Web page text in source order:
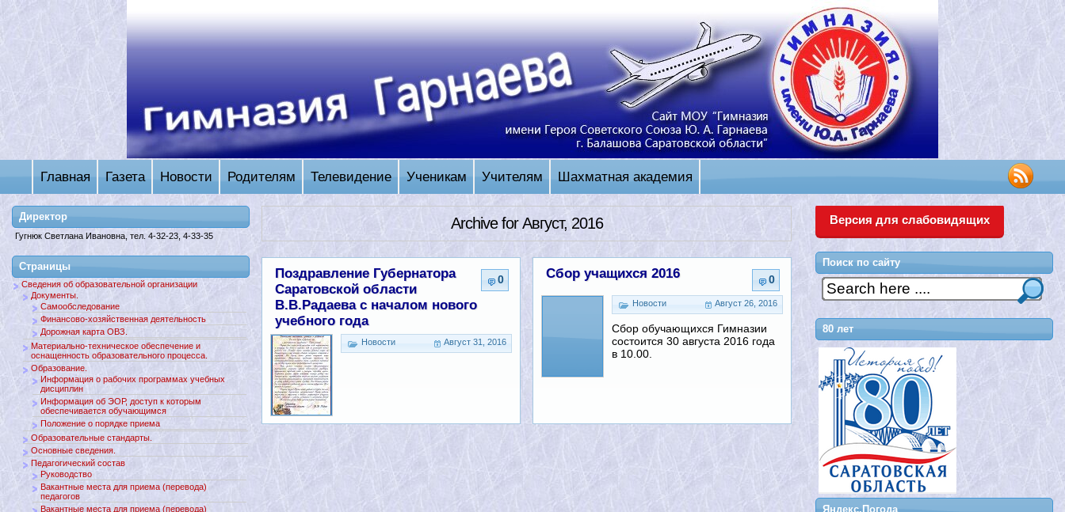
Главная Газета Новости Родителям Телевидение Ученикам Учителям Шахматная академия
Archive for Август, 2016
0
Поздравление Губернатора
Саратовской области
В.В.Радаева с началом нового
учебного года
Август 31, 2016
Новости
0
Сбор учащихся 2016
Август 26, 2016
Новости
Сбор обучающихся Гимназии
состоится 30 августа 2016 года
в 10.00.
Директор
Гугнюк Светлана Ивановна, тел. 4-32-23, 4-33-35
Страницы
Сведения об образовательной организации
Документы.
Самообследование
Финансово-хозяйственная деятельность
Дорожная карта ОВЗ.
Материально-техническое обеспечение и
оснащенность образовательного процесса.
Образование.
Информация о рабочих программах учебных
дисциплин
Информация об ЭОР, доступ к которым
обеспечивается обучающимся
Положение о порядке приема
Образовательные стандарты.
Основные сведения.
Педагогический состав
Руководство
Вакантные места для приема (перевода)
педагогов
Вакантные места для приема (перевода)
Версия для слабовидящих
Поиск по сайту
80 лет
Яндекс.Погода